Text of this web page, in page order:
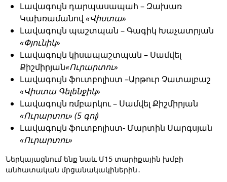
Լավագույն դարպասապահ – Զախառ
Կախռամանով«Վիստա»
Լավագույն պաշտպան – Գագիկ Խաչատրյան
«Փյունիկ»
Լավագույն կիսապաշտպան – Սամվել
Քիշմիրյան«Ուրարտու»
Լավագույն ֆուտբոլիստ –Արթուր Չատալբաշ
«Վիստա Գելենջիկ»
Լավագույն ռմբարկու – Սամվել Քիշմիրյան
«Ուրարտու» (5 գոլ)
Լավագույն ֆուտբոլիստ- Մարտին Սարգսյան
«Ուրարտու»
Ներկայացնում ենք նաև Մ15 տարիքային խմբի
անհատական մրցանակակիներին․